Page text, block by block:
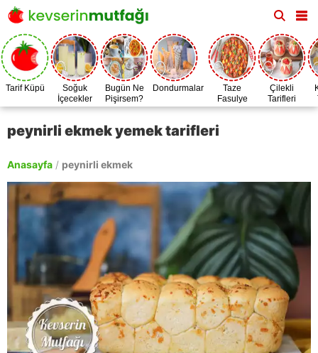
Tarif Küpü
Soğuk
İçecekler
Bugün Ne
Pişirsem?
Dondurmalar
Taze
Fasulye
Zamanı
Çilekli
Tarifleri
peynirli ekmek yemek tarifleri
Anasayfa / peynirli ekmek